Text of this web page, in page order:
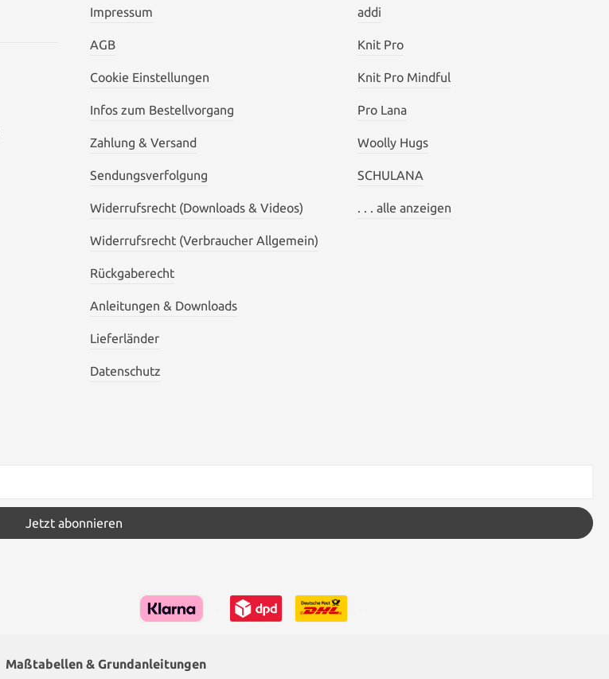
Impressum
AGB
Cookie Einstellungen
Infos zum Bestellvorgang
Zahlung & Versand
Sendungsverfolgung
Widerrufsrecht (Downloads & Videos)
Widerrufsrecht (Verbraucher Allgemein)
Rückgaberecht
Anleitungen & Downloads
Lieferländer
Datenschutz
addi
Knit Pro
Knit Pro Mindful
Pro Lana
Woolly Hugs
SCHULANA
. . . alle anzeigen
Jetzt abonnieren
Maßtabellen & Grundanleitungen